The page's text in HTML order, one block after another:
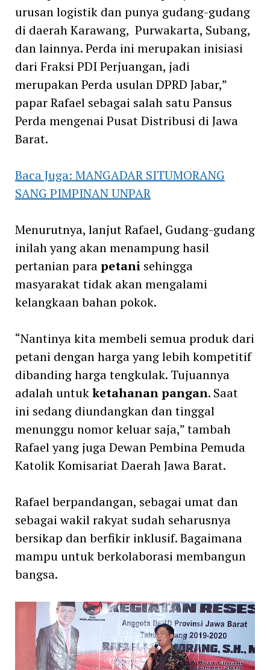
urusan logistik dan punya gudang-gudang
di daerah Karawang, Purwakarta, Subang,
dan lainnya. Perda ini merupakan inisiasi
dari Fraksi PDI Perjuangan, jadi
merupakan Perda usulan DPRD Jabar,”
papar Rafael sebagai salah satu Pansus
Perda mengenai Pusat Distribusi di Jawa
Barat.
Baca Juga: MANGADAR SITUMORANG
SANG PIMPINAN UNPAR
Menurutnya, lanjut Rafael, Gudang-gudang
inilah yang akan menampung hasil
pertanian parapetani sehingga
masyarakat tidak akan mengalami
kelangkaan bahan pokok.
“Nantinya kita membeli semua produk dari
petani dengan harga yang lebih kompetitif
dibanding harga tengkulak. Tujuannya
adalah untukketahanan pangan. Saat
ini sedang diundangkan dan tinggal
menunggu nomor keluar saja,” tambah
Rafael yang juga Dewan Pembina Pemuda
Katolik Komisariat Daerah Jawa Barat.
Rafael berpandangan, sebagai umat dan
sebagai wakil rakyat sudah seharusnya
bersikap dan berfikir inklusif. Bagaimana
mampu untuk berkolaborasi membangun
bangsa.